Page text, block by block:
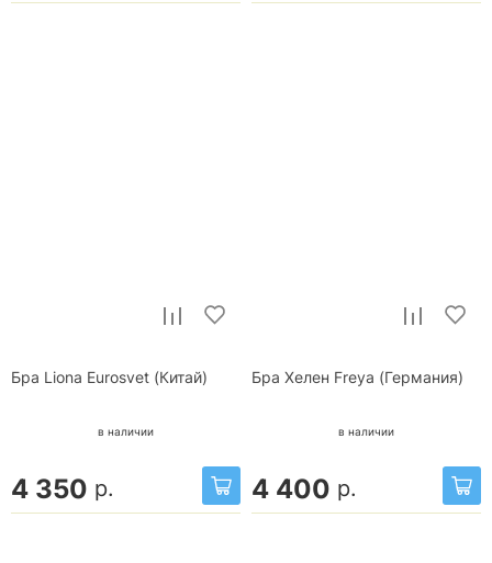
Бра Liona Eurosvet (Китай)
в наличии
4 350 р.
Бра Хелен Freya (Германия)
в наличии
4 400 р.